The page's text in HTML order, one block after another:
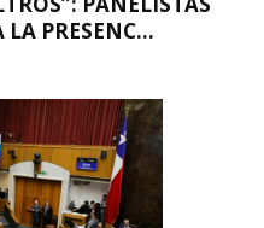
PRESENC...